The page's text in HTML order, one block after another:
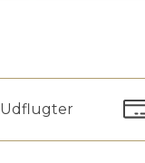
Udflugter